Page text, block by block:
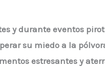
y durante eventos
su miedo a la
estresantes y